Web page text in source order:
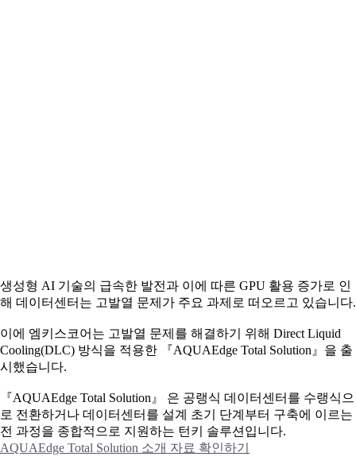
생성형 AI 기술의 급속한 발전과 이에 따른 GPU 활용 증가로 인
해 데이터센터는 고발열 문제가 주요 과제로 떠오르고 있습니다.
이에 엠키스코어는 고발열 문제를 해결하기 위해 Direct Liquid
Cooling(DLC) 방식을 적용한 『AQUAEdge Total Solution』을 출
시했습니다.
『AQUAEdge Total Solution』 은 공랭식 데이터센터를 수랭식으
로 전환하거나 데이터센터를 설계 초기 단계부터 구축에 이르는
전 과정을 종합적으로 지원하는 턴키 솔루션입니다.
AQUAEdge Total Solution 소개 자료 확인하기